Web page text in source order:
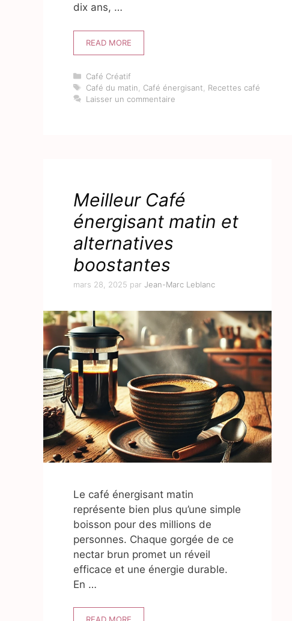
dix ans, …
READ MORE
Catégories
Café Créatif
Étiquettes
Café du matin Café énergisant
Recettes café
Laisser un commentaire
Meilleur Café
énergisant matin et
alternatives
boostantes
mars 28, 2025 par Jean-Marc Leblanc
Le café énergisant matin
représente bien plus qu’une simple
boisson pour des millions de
personnes. Chaque gorgée de ce
nectar brun promet un réveil
efficace et une énergie durable.
En …